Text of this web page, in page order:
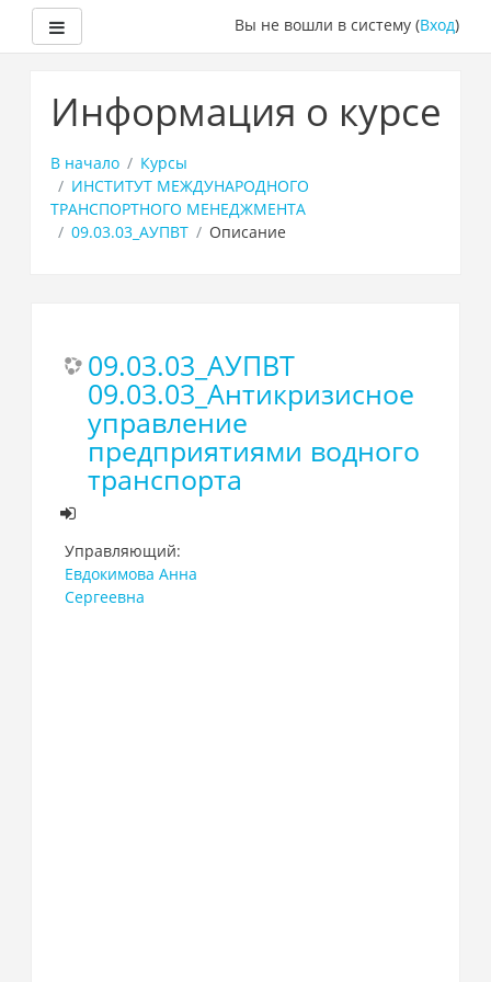
основному
Вы не вошли в систему (Вход)
Информация о курсе
В начало
Курсы
ИНСТИТУТ МЕЖДУНАРОДНОГО
ТРАНСПОРТНОГО МЕНЕДЖМЕНТА
09.03.03_АУПВТ
Описание
09.03.03_АУПВТ
09.03.03_Антикризисное
управление
предприятиями водного
транспорта
Управляющий:
Евдокимова Анна
Сергеевна